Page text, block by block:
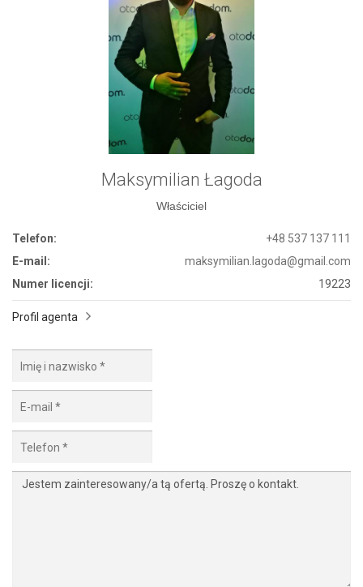
Maksymilian Łagoda
Właściciel
Telefon:
+48 537 137 111
E-mail:
maksymilian.lagoda@gmail.com
Numer licencji:
19223
Profil agenta